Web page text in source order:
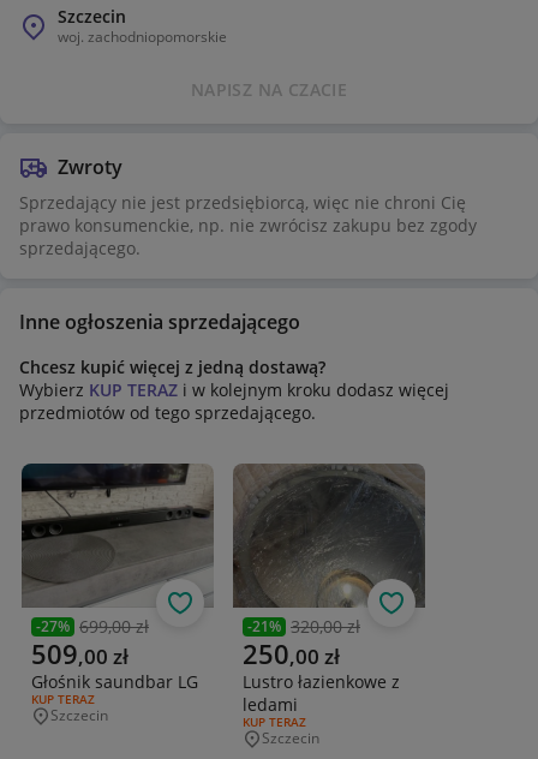
Szczecin
woj. zachodniopomorskie
NAPISZ NA CZACIE
Zwroty
Sprzedający nie jest przedsiębiorcą, więc nie chroni Cię
prawo konsumenckie, np. nie zwrócisz zakupu bez zgody
sprzedającego.
Inne ogłoszenia sprzedającego
Chcesz kupić więcej z jedną dostawą?
Wybierz KUP TERAZ i w kolejnym kroku dodasz więcej
przedmiotów od tego sprzedającego.
Poprzednia cena
-27% 699,00 zł
Aktualna cena
509,00 zł
Głośnik saundbar LG
RODZAJ OFERTY:
KUP TERAZ
Miejscowość
Szczecin
Obserwuj
Poprzednia cena
-21% 320,00 zł
Aktualna cena
250,00 zł
Lustro łazienkowe z
ledami
RODZAJ OFERTY:
KUP TERAZ
Miejscowość
Szczecin
Obserwuj